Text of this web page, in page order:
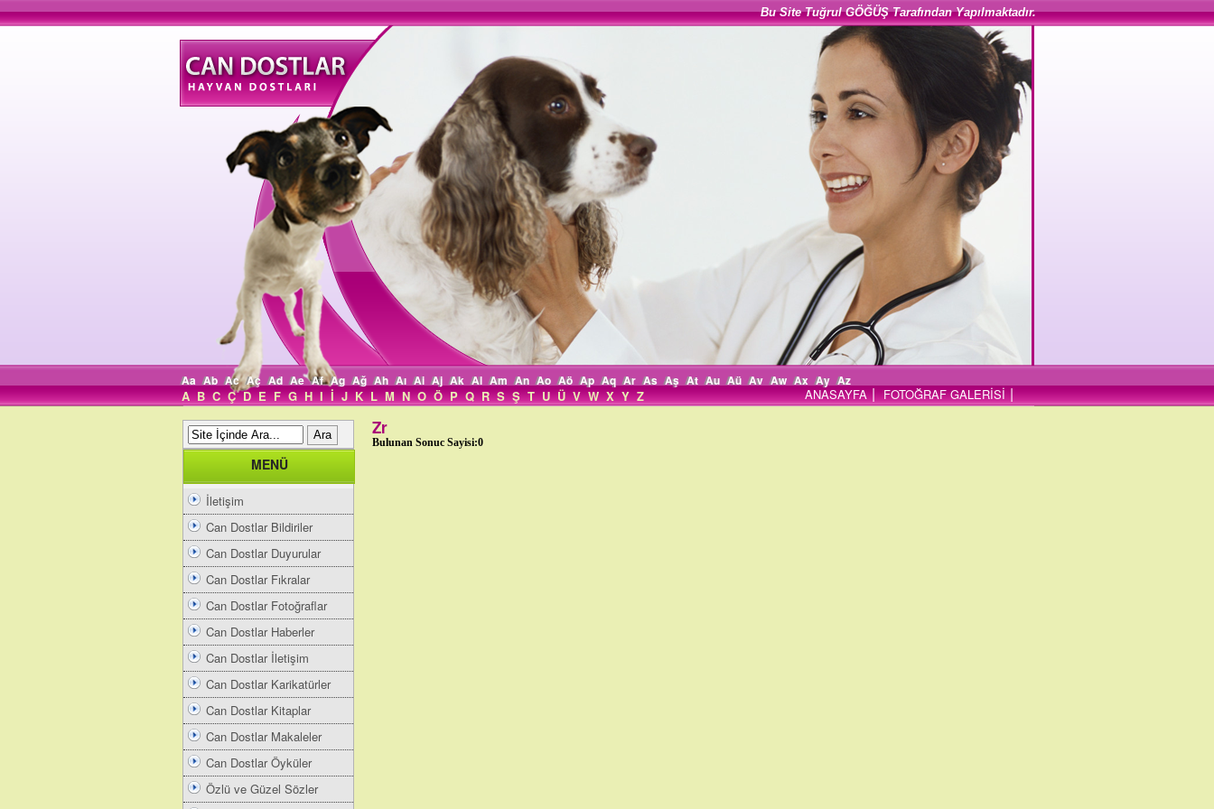
Bu Site Tuğrul GÖĞÜŞ Tarafından Yapılmaktadır.
Aa Ab Ac Aç Ad Ae Af Ag Ağ Ah Aı Ai Aj Ak Al Am An Ao Aö Ap Aq Ar As Aş At Au Aü Av Aw Ax Ay Az
A B C Ç D E F G H I İ J K L M N O Ö P Q R S Ş T U Ü V W X Y Z ANASAYFA | FOTOĞRAF GALERİSİ |
MENÜ
İletişim
Can Dostlar Bildiriler
Can Dostlar Duyurular
Can Dostlar Fıkralar
Can Dostlar Fotoğraflar
Can Dostlar Haberler
Can Dostlar İletişim
Can Dostlar Karikatürler
Can Dostlar Kitaplar
Can Dostlar Makaleler
Can Dostlar Öyküler
Özlü ve Güzel Sözler
Zr
Bulunan Sonuc Sayisi:0